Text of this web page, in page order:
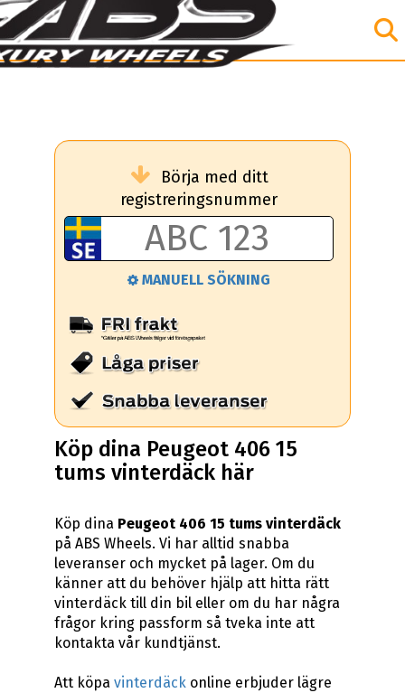
Börja med ditt
registreringsnummer
MANUELL SÖKNING
Köp dina Peugeot 406 15
tums vinterdäck här
Köp dina Peugeot 406 15 tums vinterdäck
på ABS Wheels. Vi har alltid snabba
leveranser och mycket på lager. Om du
känner att du behöver hjälp att hitta rätt
vinterdäck till din bil eller om du har några
frågor kring passform så tveka inte att
kontakta vår kundtjänst.
Att köpa vinterdäckonline erbjuder lägre